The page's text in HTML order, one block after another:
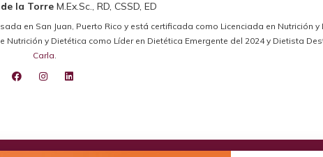
la TorreM.Ex.Sc., RD, CSSD, ED
en San Juan, Puerto Rico y está certificada como Licenciada en Nutrición
y Dietética como Líder en Dietética Emergente del 2024 y Dietista
Carla.